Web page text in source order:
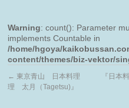
Warning: count(): Parameter
implements Countable in
/home/hgoya/
content/themes/biz-vektor/
← 東京青山 日本料理 『日本料
理 太月（Tagetsu)』